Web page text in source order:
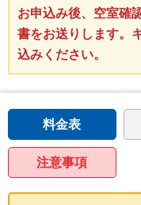
お申込み後、空室確
書をお送りします。
込みください。
料金表
注意事項